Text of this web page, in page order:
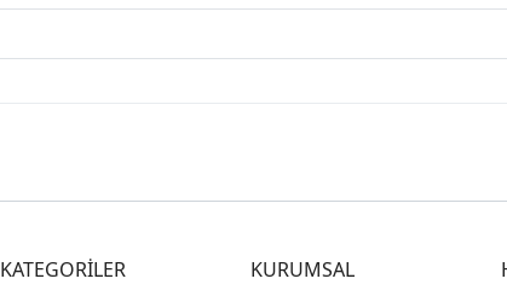
KATEGORİLER KURUMSAL